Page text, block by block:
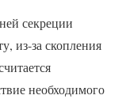
секреции
из-за скопления
необходимого